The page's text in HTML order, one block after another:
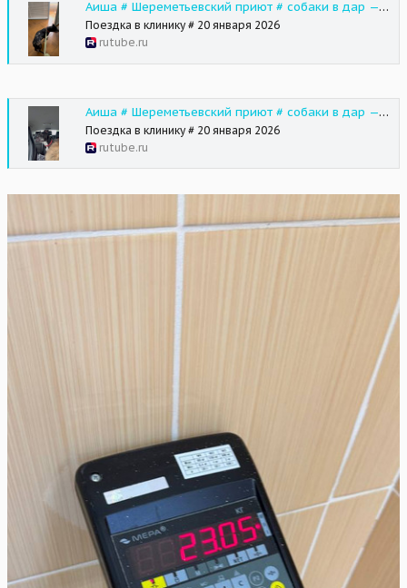
Аиша # Шереметьевский приют # собаки в дар — смотреть Shorts на RUTUBE
Поездка в клинику # 20 января 2026
rutube.ru
Аиша # Шереметьевский приют # собаки в дар — смотреть Shorts на RUTUBE
Поездка в клинику # 20 января 2026
rutube.ru